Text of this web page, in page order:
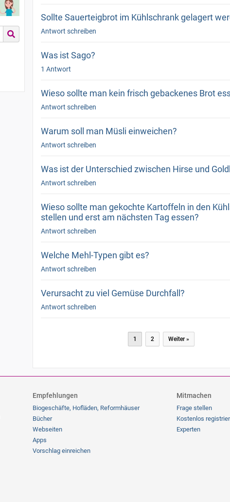
Sollte Sauerteigbrot im Kühlschrank gelagert
Antwort schreiben
Was ist Sago?
1 Antwort
Wieso sollte man kein frisch gebackenes Brot
Antwort schreiben
Warum soll man Müsli einweichen?
Antwort schreiben
Was ist der Unterschied zwischen Hirse und
Antwort schreiben
Wieso sollte man gekochte Kartoffeln in den
stellen und erst am nächsten Tag essen?
Antwort schreiben
Welche Mehl-Typen gibt es?
Antwort schreiben
Verursacht zu viel Gemüse Durchfall?
Antwort schreiben
1 2 Weiter »
Empfehlungen
Biogeschäfte, Hofläden, Reformhäuser
Bücher
Webseiten
Apps
Vorschlag einreichen
Mitmachen
Frage stellen
Kostenlos
Experten